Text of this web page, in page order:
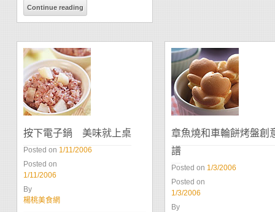
Continue reading
按下電子鍋 美味就上桌
Posted on 1/11/2006
Posted on
1/11/2006
By
楊桃美食網
章魚燒和車輪餅烤盤創
譜
Posted on 1/3/2006
Posted on
1/3/2006
By